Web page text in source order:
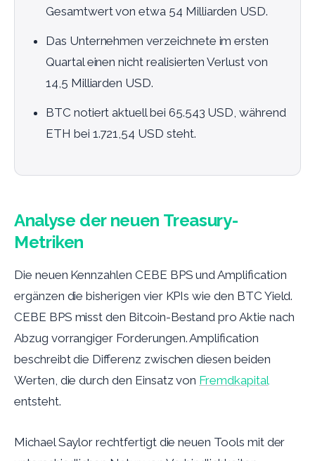
Gesamtwert von etwa 54 Milliarden USD.
Das Unternehmen verzeichnete im ersten
Quartal einen nicht realisierten Verlust von
14,5 Milliarden USD.
BTC notiert aktuell bei 65.543 USD, während
ETH bei 1.721,54 USD steht.
Analyse der neuen Treasury-
Metriken
Die neuen Kennzahlen CEBE BPS und Amplification
ergänzen die bisherigen vier KPIs wie den BTC Yield.
CEBE BPS misst den Bitcoin-Bestand pro Aktie nach
Abzug vorrangiger Forderungen. Amplification
beschreibt die Differenz zwischen diesen beiden
Werten, die durch den Einsatz von Fremdkapital
entsteht.
Michael Saylor rechtfertigt die neuen Tools mit der